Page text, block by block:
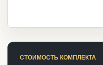
СТОИМОСТЬ КОМПЛЕКТА